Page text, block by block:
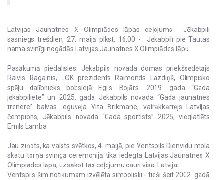
Latvijas Jaunatnes X Olimpiādes lāpas ceļojums Jēkabpili
sasniegs trešdien, 27. maijā plkst. 16.00 - Jēkabpilī pie Tautas
nama svinīgi nogādās Latvijas Jaunatnes X Olimpiādes lāpu.
Pasākumā piedalīsies: Jēkabpils novada domas priekšsēdētājs
Raivis Ragainis, LOK prezidents Raimonds Lazdiņš, Olimpisko
spēļu dalībnieks bobslejā Egils Bojārs, 2019. gada “Gada
jēkabpiliete” un 2025. gada Jēkabpils novada “Gada jaunatnes
trenere” balvas ieguvēja Vita Brikmane, vairākkārtējs Latvijas
čempions, Jēkabpils novada “Gada sportists” 2025, vieglatlēts
Emīls Lamba.
Jau ziņots, ka valsts svētkos, 4. maijā, pie Ventspils Dienvidu mola
skatu torņa svinīgā ceremonijā tika iedegta Latvijas Jaunatnes X
Olimpiādes lāpa, uzsākot tās ceļojumu cauri visai Latvijai.
Ventspils šim notikumam izvēlēta simboliski - tieši šeit 2002. gadā